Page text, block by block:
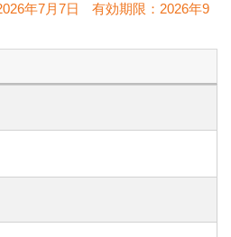
年7月7日 有効期限： 2026年9